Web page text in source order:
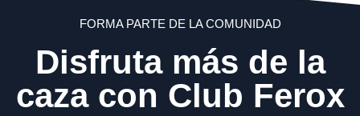
FORMA PARTE DE LA COMUNIDAD
Disfruta más de la
caza con Club Ferox